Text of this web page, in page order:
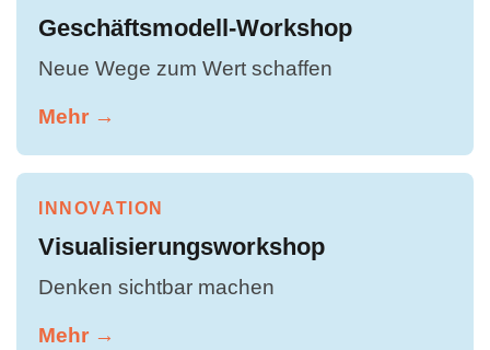
Geschäftsmodell-Workshop
Neue Wege zum Wert schaffen
Mehr →
INNOVATION
Visualisierungsworkshop
Denken sichtbar machen
Mehr →